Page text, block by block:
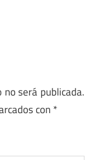
será publicada.
con *